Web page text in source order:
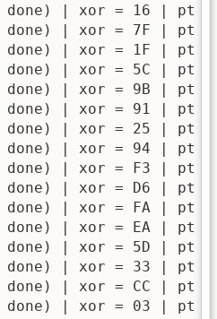
done) | xor = 16 | pt
done) | xor = 7F | pt
done) | xor = 1F | pt
done) | xor = 5C | pt
done) | xor = 9B | pt
done) | xor = 91 | pt
done) | xor = 25 | pt
done) | xor = 94 | pt
done) | xor = F3 | pt
done) | xor = D6 | pt
done) | xor = FA | pt
done) | xor = EA | pt
done) | xor = 5D | pt
done) | xor = 33 | pt
done) | xor = CC | pt
done) | xor = 03 | pt